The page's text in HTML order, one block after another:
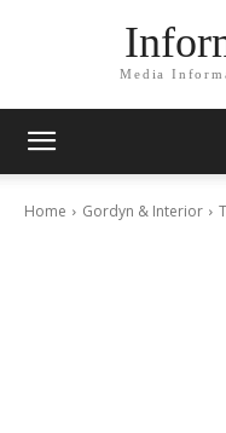
Media
Home Gordyn & Interior